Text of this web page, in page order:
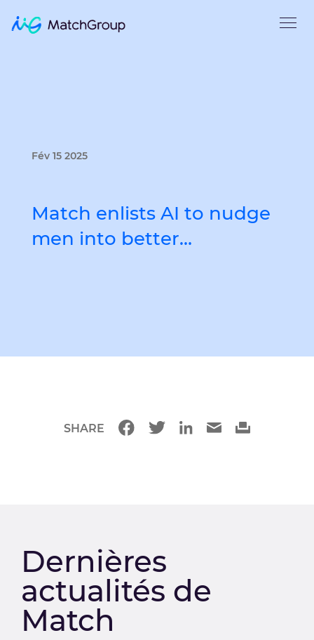
Fév 15 2025
Match enlists AI to nudge
men into better…
SHARE
Dernières
actualités de
Match